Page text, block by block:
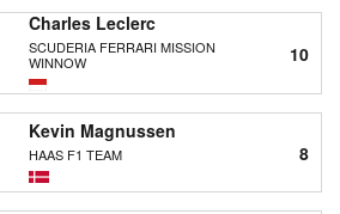
Charles Leclerc
SCUDERIA FERRARI MISSION
WINNOW
10
Kevin Magnussen
HAAS F1 TEAM 8